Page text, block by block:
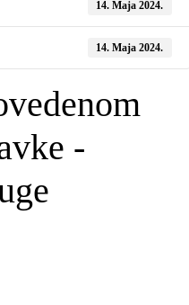
14. Maja 2024.
14. Maja 2024.
-